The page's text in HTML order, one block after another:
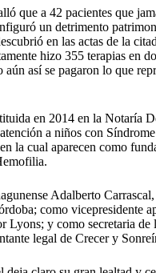
que a 42 pacientes que
un detrimento
en las actas de la
hizo 355 terapias en
así se pagaron lo que
en 2014 en la Notaría
a niños con
la cual aparecen como
Adalberto
como vicepresidente
Lyons; y como secretaria de
legal de Crecer y